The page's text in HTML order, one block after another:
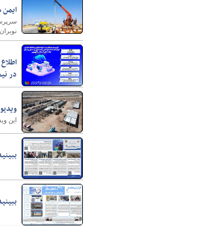
پایگاه
ایمن سازی ۲ تقاطع همسطح مستعد
در
این ویدیو،
ببینید|